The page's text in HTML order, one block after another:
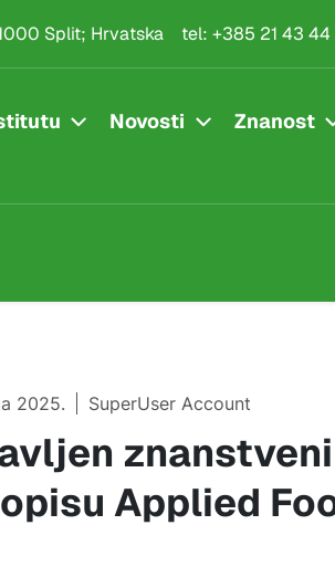
Split; Hrvatska tel: +385 21 43 44
Novosti Znanost
2025. SuperUser Account
Applied